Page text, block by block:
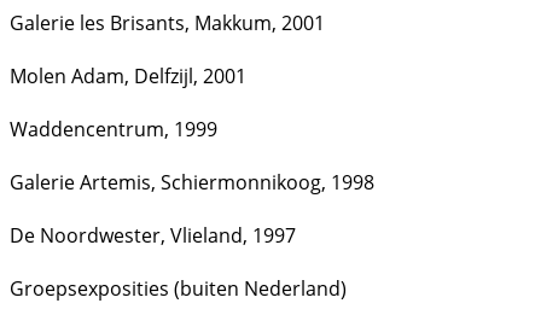
Galerie les Brisants, Makkum, 2001
Molen Adam, Delfzijl, 2001
Waddencentrum, 1999
Galerie Artemis, Schiermonnikoog, 1998
De Noordwester, Vlieland, 1997
Groepsexposities (buiten Nederland)